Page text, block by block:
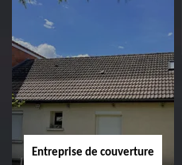
Entreprise de couverture